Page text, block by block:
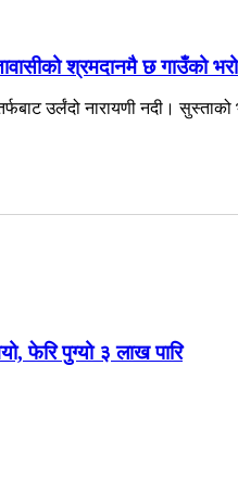
श्रमदानमै छ गाउँको
उर्लंदो नारायणी नदी।
फेरि पुग्यो ३ लाख पारि